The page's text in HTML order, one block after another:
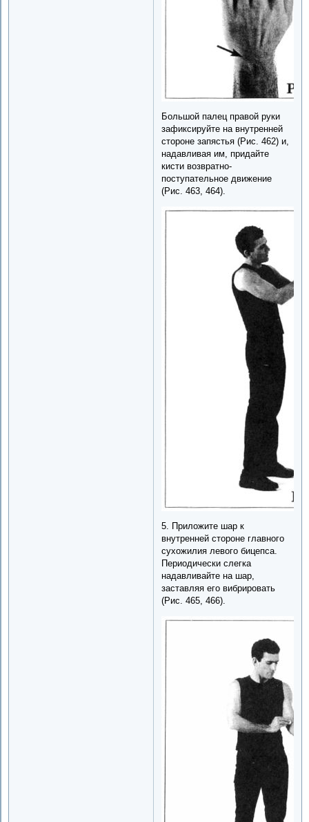
Большой палец правой руки
зафиксируйте на внутренней
стороне запястья (Рис. 462) и,
надавливая им, придайте
кисти возвратно-
поступательное движение
(Рис. 463, 464).
5. Приложите шар к
внутренней стороне главного
сухожилия левого бицепса.
Периодически слегка
надавливайте на шар,
заставляя его вибрировать
(Рис. 465, 466).